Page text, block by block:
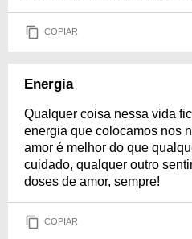
COPIAR
Energia
Qualquer coisa nessa vida
energia que colocamos nos
amor é melhor do que
cuidado, qualquer outro
doses de amor, sempre!
COPIAR